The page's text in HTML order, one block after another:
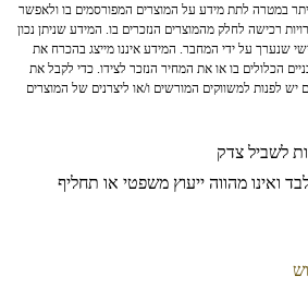
במטרה לתת מידע על המוצרים המפורסמים בו ולאפשר
רכישה לחלק מהמוצרים הנזכרים בו. המידע שניתן נכון
שנערך על ידי המחבר. המידע איננו מייצג בהכרח את
הכלולים בו או את המחיר הנזכר לצידו. כדי לקבל את
יש לפנות למשווקים המורשים ו/או ליצרנים של המוצרים
ואינו מהווה ייעוץ משפטי או תחליף